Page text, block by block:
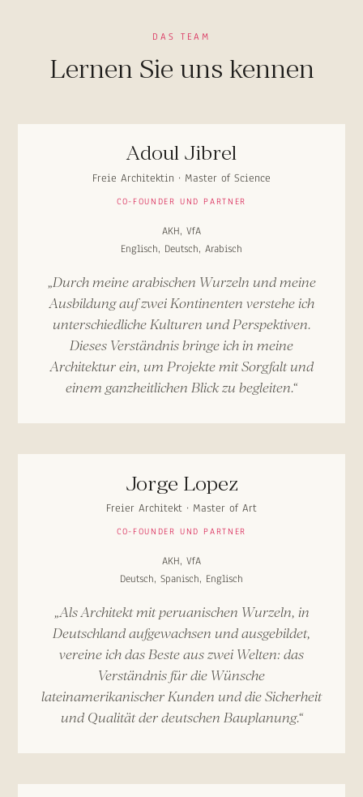
DAS TEAM
Lernen Sie uns kennen
Adoul Jibrel
Freie Architektin · Master of Science
CO-FOUNDER UND PARTNER
AKH, VfA
Englisch, Deutsch, Arabisch
„Durch meine arabischen Wurzeln und meine
Ausbildung auf zwei Kontinenten verstehe ich
unterschiedliche Kulturen und Perspektiven.
Dieses Verständnis bringe ich in meine
Architektur ein, um Projekte mit Sorgfalt und
einem ganzheitlichen Blick zu begleiten.“
Jorge Lopez
Freier Architekt · Master of Art
CO-FOUNDER UND PARTNER
AKH, VfA
Deutsch, Spanisch, Englisch
„Als Architekt mit peruanischen Wurzeln, in
Deutschland aufgewachsen und ausgebildet,
vereine ich das Beste aus zwei Welten: das
Verständnis für die Wünsche
lateinamerikanischer Kunden und die Sicherheit
und Qualität der deutschen Bauplanung.“